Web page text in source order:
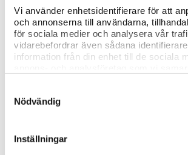
Vi använder enhetsidentifierare för att
och annonserna till användarna,
för sociala medier och analysera vår
vidarebefordrar även sådana
information från din enhet till de sociala
information som du har tillhandahållit
samlat in när du har använt deras tjänster.
Nödvändig
Inställningar
Vad tycker du?
Portioner
20 min